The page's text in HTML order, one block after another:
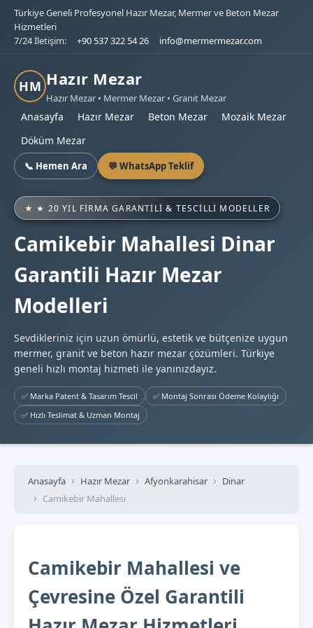
Türkiye Geneli Profesyonel Hazır Mezar, Mermer ve Beton Mezar
Hizmetleri
7/24 İletişim:
+90 537 322 54 26 info@mermermezar.com
HM Hazır Mezar
Hazır Mezar • Mermer Mezar • Granit Mezar
Anasayfa Hazır Mezar Beton Mezar
Mozaik Mezar
Döküm Mezar
📞 Hemen Ara 💬 WhatsApp Teklif
★ 20 YIL FIRMA GARANTILI & TESCILLI MODELLER
Camikebir Mahallesi Dinar
Garantili Hazır Mezar
Modelleri
Sevdikleriniz için uzun ömürlü, estetik ve bütçenize uygun
mermer, granit ve beton hazır mezar çözümleri. Türkiye
geneli hızlı montaj hizmeti ile yanınızdayız.
✅ Marka Patent & Tasarım Tescil
✅ Montaj Sonrası Ödeme Kolaylığı
✅ Hızlı Teslimat & Uzman Montaj
Anasayfa Hazır Mezar Afyonkarahisar
Dinar
Camikebir Mahallesi
Camikebir Mahallesi ve
Çevresine Özel Garantili